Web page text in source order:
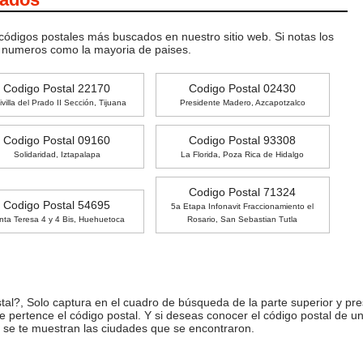
postales más buscados en nuestro sitio web. Si notas los
como la mayoria de paises.
Codigo Postal 22170
del Prado II Sección, Tijuana
Codigo Postal 02430
Presidente Madero, Azcapotzalco
Codigo Postal 09160
Solidaridad, Iztapalapa
Codigo Postal 93308
La Florida, Poza Rica de Hidalgo
Codigo Postal 54695
Teresa 4 y 4 Bis, Huehuetoca
Codigo Postal 71324
5a Etapa Infonavit Fraccionamiento el
Rosario, San Sebastian Tutla
Solo captura en el cuadro de búsqueda de la parte superior y
pertence el código postal. Y si deseas conocer el código postal de
te muestran las ciudades que se encontraron.